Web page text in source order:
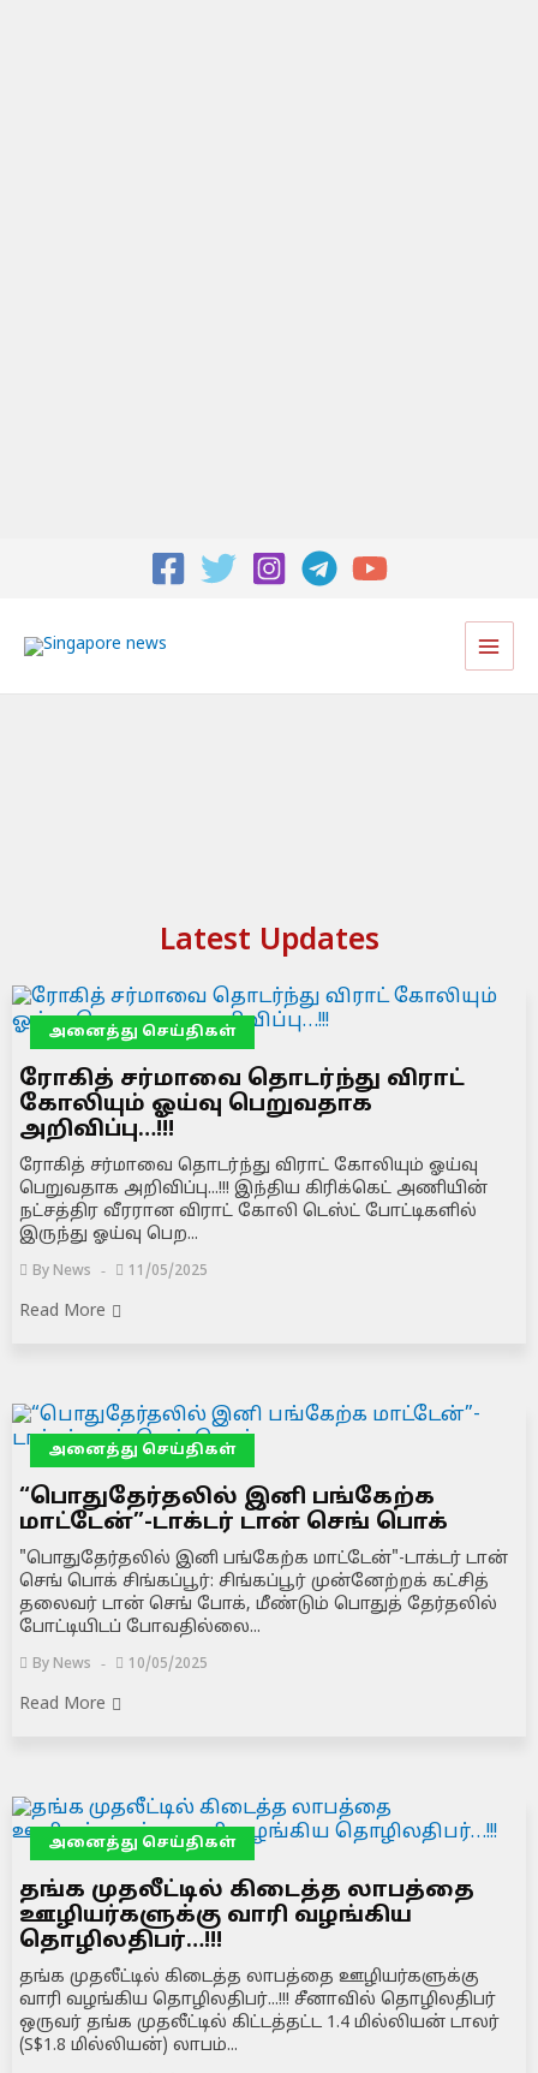
Main
Latest Updates
அனைத்து செய்திகள்
ரோகித் சர்மாவை தொடர்ந்து விராட்
கோலியும் ஓய்வு பெறுவதாக
அறிவிப்பு…!!!
ரோகித் சர்மாவை தொடர்ந்து விராட் கோலியும் ஓய்வு
பெறுவதாக அறிவிப்பு...!!! இந்திய கிரிக்கெட் அணியின்
நட்சத்திர வீரரான விராட் கோலி டெஸ்ட் போட்டிகளில்
இருந்து ஓய்வு பெற...
By News 11/05/2025
Read More
அனைத்து செய்திகள்
“பொதுதேர்தலில் இனி பங்கேற்க
மாட்டேன்”-டாக்டர் டான் செங் பொக்
"பொதுதேர்தலில் இனி பங்கேற்க மாட்டேன்"-டாக்டர் டான்
செங் பொக் சிங்கப்பூர்: சிங்கப்பூர் முன்னேற்றக் கட்சித்
தலைவர் டான் செங் போக், மீண்டும் பொதுத் தேர்தலில்
போட்டியிடப் போவதில்லை...
By News 10/05/2025
Read More
அனைத்து செய்திகள்
தங்க முதலீட்டில் கிடைத்த லாபத்தை
ஊழியர்களுக்கு வாரி வழங்கிய
தொழிலதிபர்…!!!
தங்க முதலீட்டில் கிடைத்த லாபத்தை ஊழியர்களுக்கு
வாரி வழங்கிய தொழிலதிபர்...!!! சீனாவில் தொழிலதிபர்
ஒருவர் தங்க முதலீட்டில் கிட்டத்தட்ட 1.4 மில்லியன் டாலர்
(S$1.8 மில்லியன்) லாபம்...